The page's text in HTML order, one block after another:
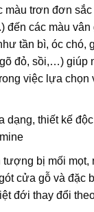
màu trơn đơn sắc
đến các màu
tần bì, óc chó,
đỏ, sồi,…) giúp
việc lựa chọn
dạng, thiết kế
tượng bị mối mọt,
cửa gỗ và đặc
đới thay đổi